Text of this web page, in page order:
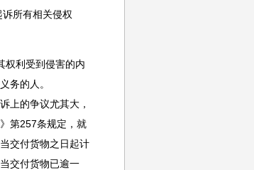
所有相关侵权
权利受到侵害的内
务的人。
上的争议尤其大，
第257条规定，就
交付货物之日起计
交付货物已逾一